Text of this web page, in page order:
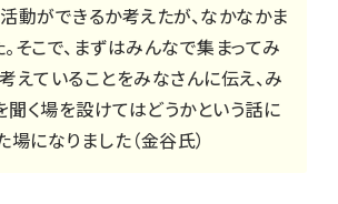
動ができるか考えたが、なかなかま
そこで、まずはみんなで集まってみ
えていることをみなさんに伝え、み
聞く場を設けてはどうかという話に
場になりました（金谷氏）